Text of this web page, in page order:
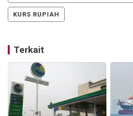
KURS RUPIAH
Terkait